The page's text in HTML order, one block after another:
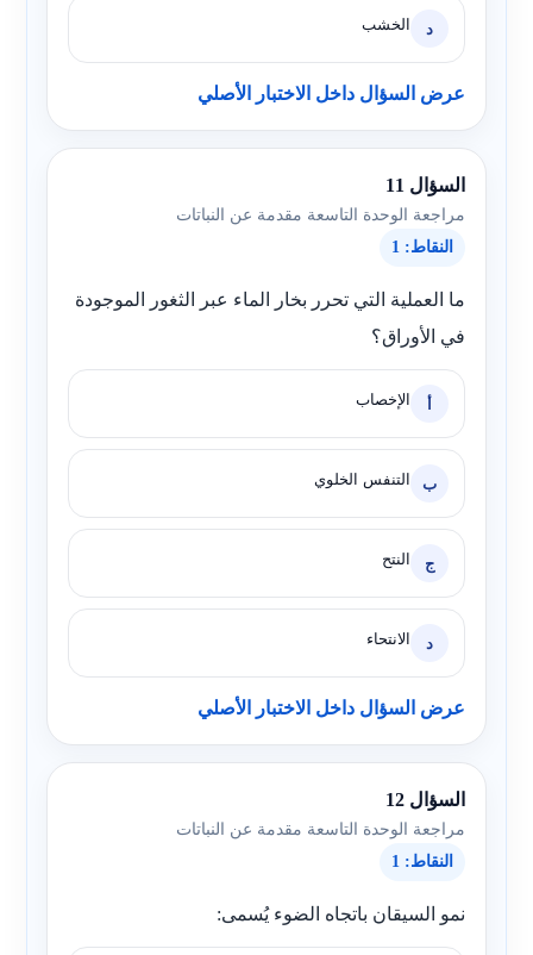
د الخشب
عرض السؤال داخل الاختبار الأصلي
السؤال 11
مراجعة الوحدة التاسعة مقدمة عن النباتات
النقاط: 1
ما العملية التي تحرر بخار الماء عبر الثغور الموجودة
في الأوراق؟
أ الإخصاب
ب التنفس الخلوي
ج النتح
د الانتحاء
عرض السؤال داخل الاختبار الأصلي
السؤال 12
مراجعة الوحدة التاسعة مقدمة عن النباتات
النقاط: 1
نمو السيقان باتجاه الضوء يُسمى: